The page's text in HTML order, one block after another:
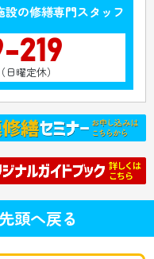
の修繕専門スタッフ
219
曜定休）
頭へ戻る